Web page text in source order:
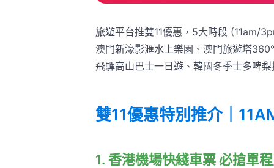
旅遊平台推雙11優惠，5大時段 (11am/
澳門新濠影滙水上樂園、澳門旅遊塔
飛驒高山巴士一日遊、韓國冬季士多啤
雙11優惠特別推介｜
1. 香港機場快綫車票 必搶單